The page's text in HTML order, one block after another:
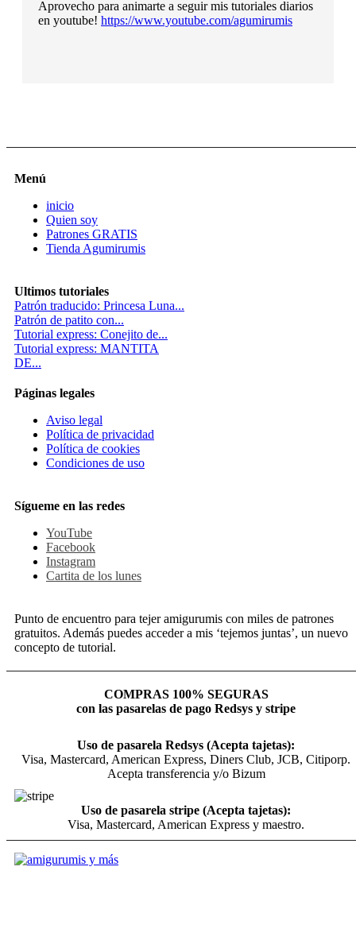
Aprovecho para animarte a seguir mis tutoriales diarios
en youtube! https://www.youtube.com/agumirumis
Menú
inicio
Quien soy
Patrones GRATIS
Tienda Agumirumis
Ultimos tutoriales
Patrón traducido: Princesa Luna...
Patrón de patito con...
Tutorial express: Conejito de...
Tutorial express: MANTITA
DE...
Páginas legales
Aviso legal
Política de privacidad
Política de cookies
Condiciones de uso
Sígueme en las redes
YouTube
Facebook
Instagram
Cartita de los lunes
Punto de encuentro para tejer amigurumis con miles de patrones
gratuitos. Además puedes acceder a mis ‘tejemos juntas’, un nuevo
concepto de tutorial.
COMPRAS 100% SEGURAS
con las pasarelas de pago Redsys y stripe
Uso de pasarela Redsys (Acepta tajetas):
Visa, Mastercard, American Express, Diners Club, JCB, Citiporp.
Acepta transferencia y/o Bizum
Uso de pasarela stripe (Acepta tajetas):
Visa, Mastercard, American Express y maestro.